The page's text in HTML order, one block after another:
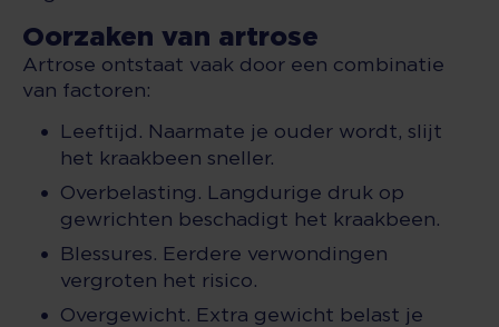
Oorzaken van artrose
Artrose ontstaat vaak door een combinatie
van factoren:
Leeftijd. Naarmate je ouder wordt, slijt
het kraakbeen sneller.
Overbelasting. Langdurige druk op
gewrichten beschadigt het kraakbeen.
Blessures. Eerdere verwondingen
vergroten het risico.
Overgewicht. Extra gewicht belast je